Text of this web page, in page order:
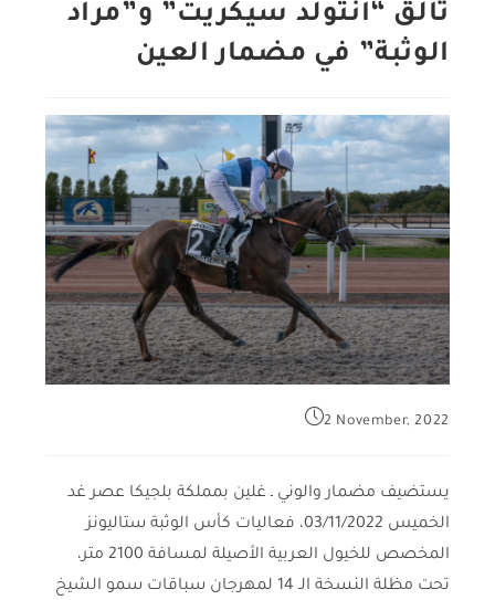
تألق “انتولد سيكريت” و”مراد
الوثبة” في مضمار العين
2 November, 2022
يستضيف مضمار والوني ـ غلين بمملكة بلجيكا عصر غد
الخميس 03/11/2022، فعاليات كأس الوثبة ستاليونز
المخصص للخيول العربية الأصيلة لمسافة 2100 متر،
تحت مظلة النسخة الـ 14 لمهرجان سباقات سمو الشيخ